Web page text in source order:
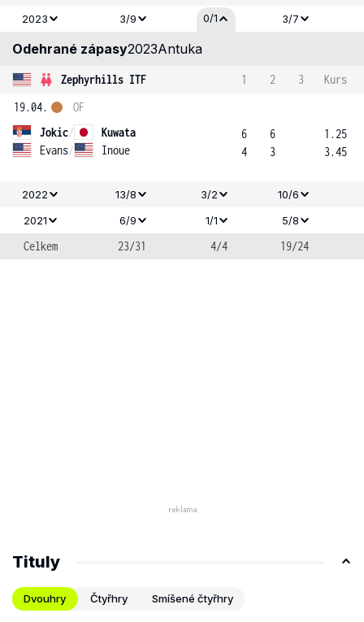
2023
3/9 0/1 3/7
Odehrané zápasy2023Antuka
Zephyrhills ITF 1 2 3
Kurs
19.04.
Jokic/
Kuwata
Evans/ Inoue
OF
6
4
6
3
1.25
3.45
2022 13/8 3/2
10/6
2021
6/9 1/1 5/8
Celkem 23/31 4/4 19/24
Tituly
Dvouhry Čtyřhry Smíšené čtyřhry